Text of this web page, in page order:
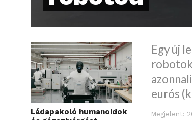
Ládapakoló humanoidok
Egy új
eurós
Megjelent: